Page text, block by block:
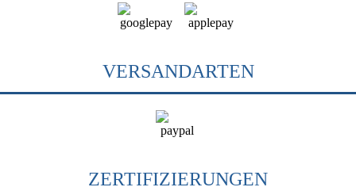
VERSANDARTEN
ZERTIFIZIERUNGEN